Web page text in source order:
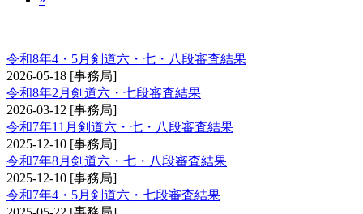
令和8年4・5月剣道六・七・八段審査結果
2026-05-18 [事務局]
令和8年2月剣道六・七段審査結果
2026-03-12 [事務局]
令和7年11月剣道六・七・八段審査結果
2025-12-10 [事務局]
令和7年8月剣道六・七・八段審査結果
2025-12-10 [事務局]
令和7年4・5月剣道六・七段審査結果